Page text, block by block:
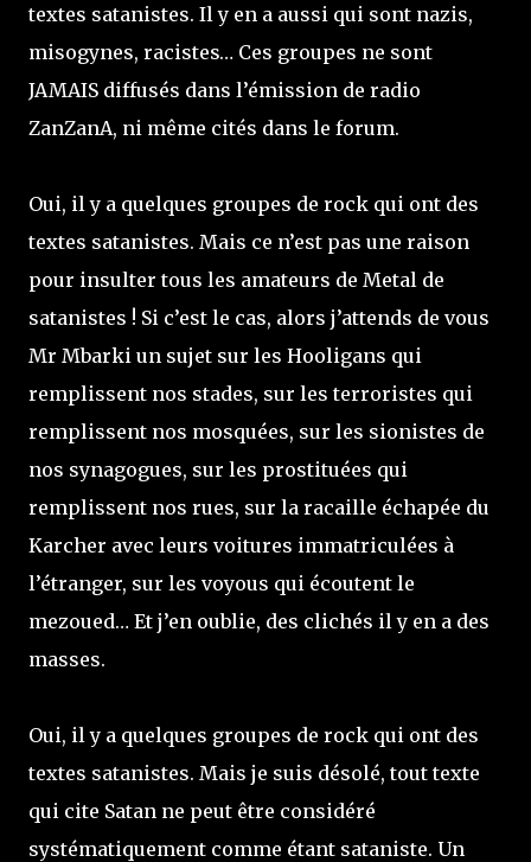
textes satanistes. Il y en a aussi qui sont nazis,
misogynes, racistes… Ces groupes ne sont
JAMAIS diffusés dans l’émission de radio
ZanZanA, ni même cités dans le forum.
Oui, il y a quelques groupes de rock qui ont des
textes satanistes. Mais ce n’est pas une raison
pour insulter tous les amateurs de Metal de
satanistes ! Si c’est le cas, alors j’attends de vous
Mr Mbarki un sujet sur les Hooligans qui
remplissent nos stades, sur les terroristes qui
remplissent nos mosquées, sur les sionistes de
nos synagogues, sur les prostituées qui
remplissent nos rues, sur la racaille échapée du
Karcher avec leurs voitures immatriculées à
l’étranger, sur les voyous qui écoutent le
mezoued… Et j’en oublie, des clichés il y en a des
masses.
Oui, il y a quelques groupes de rock qui ont des
textes satanistes. Mais je suis désolé, tout texte
qui cite Satan ne peut être considéré
systématiquement comme étant sataniste. Un